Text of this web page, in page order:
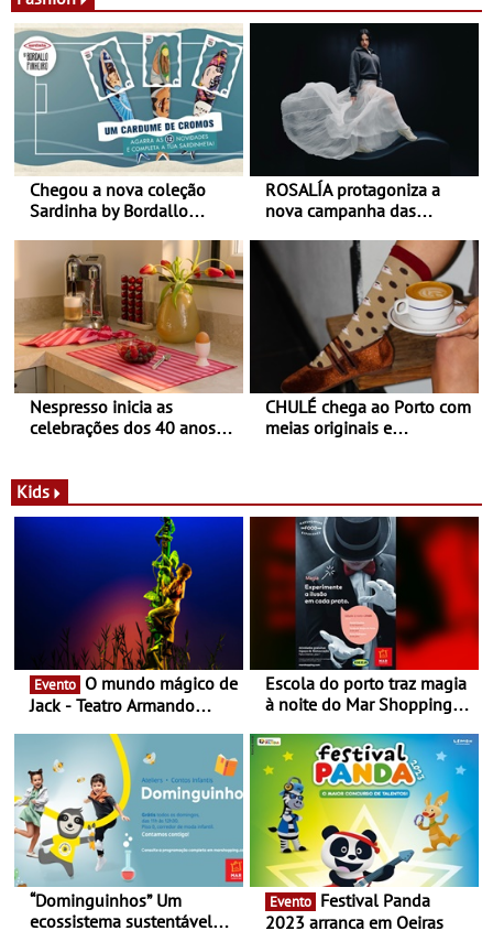
Chegou a nova coleção
Sardinha by Bordallo
ROSALÍA protagoniza a
nova campanha das
Balance
Nespresso inicia as
celebrações dos 40 anos
Novas - Edição limitada
Nespresso x Torres Novas
CHULÉ chega ao Porto com
meias originais e
Shopping
Kids
Evento
Jack - Teatro Armando
Escola do porto traz magia
à noite do Mar Shopping
29 de abril, às 21h00
“Dominguinhos” Um
ecossistema sustentável
Evento
2023 arranca em Oeiras